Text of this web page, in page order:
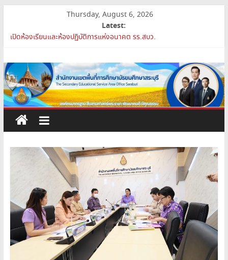
content
Thursday, August 6, 2026
Latest:
สพม.สบ ประชุมชี้แจงแนวทางการส่งเสริมความโปร่งใสในสำนักงานเขต
สพม.สบ เสริมศักยภาพผู้บริหาร PA Support Team สู่เส้นทางความ
ก้าวหน้าวิชาชีพ
สพม.สบ เข้าร่วมประชุมสัมมนา ผอ.สพท. ทั่วประเทศ ครั้งที่ 2/2569 “All
for Education”
การย้ายข้าราชการครูและบุคลากรทางการศึกษา ตำแหน่งศึกษานิเทศก์
สำนักงาน
เขต
พื้นที่
การ
ศึกษา
มัธยมศึกษา
สระบุรี
สพม.สระบุรี,สพม.สบ,สำนักงาน